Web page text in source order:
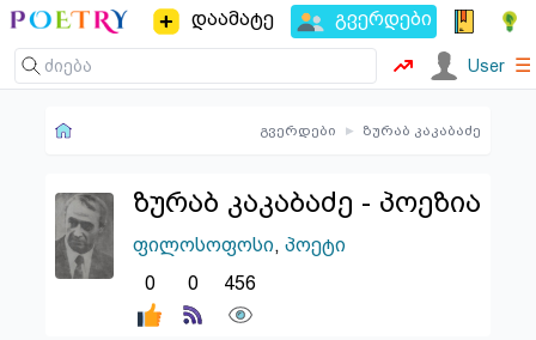
დაამატე გვერდები
User ☰
გვერდები ▸ ზურაბ კაკაბაძე
ზურაბ კაკაბაძე - პოეზია
ფილოსოფოსი, პოეტი
0
0 456